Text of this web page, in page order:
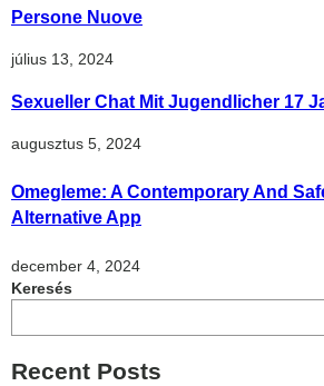
Persone Nuove
július 13, 2024
Sexueller Chat Mit Jugendlicher 17
augusztus 5, 2024
Omegleme: A Contemporary And
Alternative App
december 4, 2024
Keresés
Recent Posts